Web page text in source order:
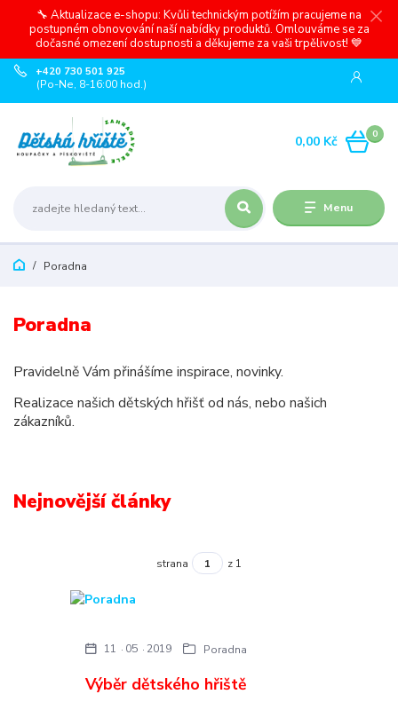
🔧 Aktualizace e-shopu: Kvůli technickým potížím pracujeme na
postupném obnovování naší nabídky produktů. Omlouváme se za
dočasné omezení dostupnosti a děkujeme za vaši trpělivost! 💙
Menu
+420 730 501 925
(Po-Ne, 8-16:00 hod.)
0
0,00 Kč
Poradna
Poradna
Pravidelně Vám přinášíme inspirace, novinky.
Realizace našich dětských hřišť od nás, nebo našich
zákazníků.
Nejnovější články
strana z 1
Výběr dětského hřiště
11 05 2019 Poradna